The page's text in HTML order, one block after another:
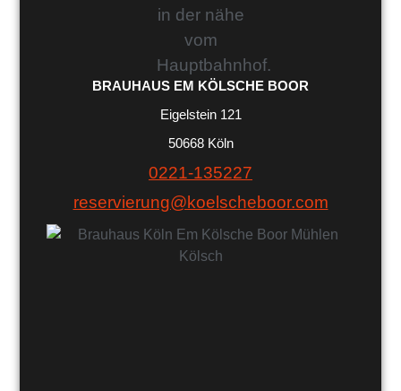
BRAUHAUS EM KÖLSCHE BOOR
Eigelstein 121
50668 Köln
0221-135227
reservierung@koelscheboor.com